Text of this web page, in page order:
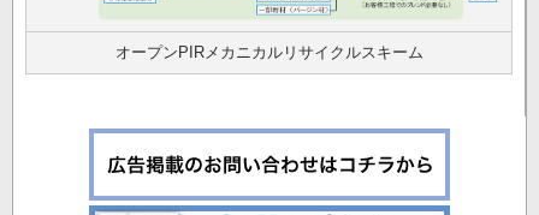
オープンPIRメカニカルリサイクルスキーム